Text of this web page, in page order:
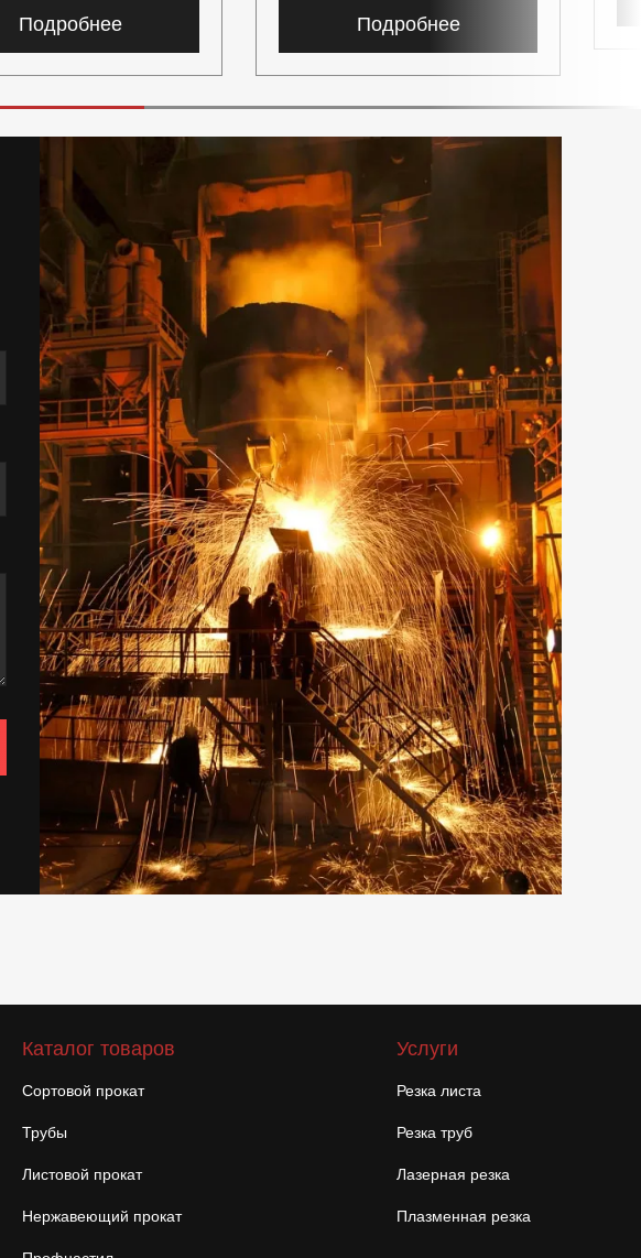
Подробнее Подробнее
Каталог товаров
Сортовой прокат
Трубы
Листовой прокат
Нержавеющий прокат
Услуги
Резка листа
Резка труб
Лазерная резка
Плазменная резка